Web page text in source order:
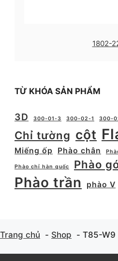
1802-
TỪ KHÓA SẢN PHẨM
3D 300-01-3 300-02-1 300-
Chỉ tường cột
Miếng ốp
Phào chân
Phào chỉ hàn quốc Phào
Phào trần phào V
Trang chủ Shop T85-W9